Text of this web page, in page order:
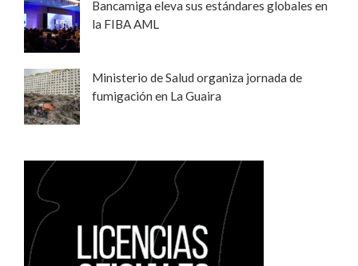
Bancamiga eleva sus estándares globales en
la FIBA AML
Ministerio de Salud organiza jornada de
fumigación en La Guaira